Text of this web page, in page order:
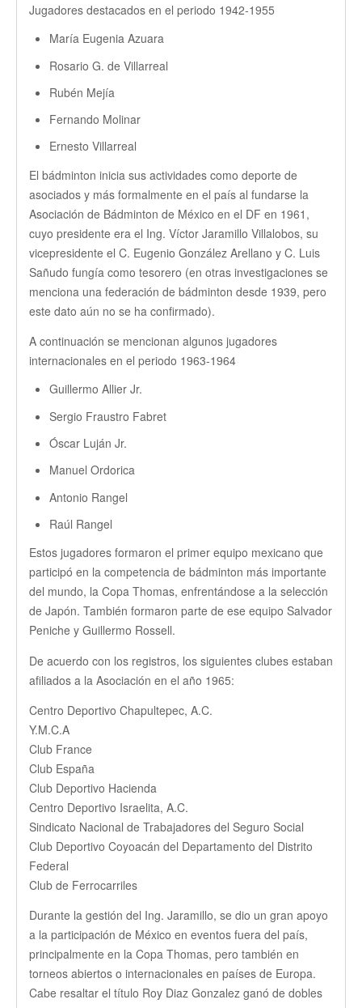
Contacto
Donde jugar
Tienda Online
Canchas
Jugadores destacados en el periodo 1942-1955
María Eugenia Azuara
Rosario G. de Villarreal
Rubén Mejía
Fernando Molinar
Ernesto Villarreal
El bádminton inicia sus actividades como deporte de
asociados y más formalmente en el país al fundarse la
Asociación de Bádminton de México en el DF en 1961,
cuyo presidente era el Ing. Víctor Jaramillo Villalobos, su
vicepresidente el C. Eugenio González Arellano y C. Luis
Sañudo fungía como tesorero (en otras investigaciones se
menciona una federación de bádminton desde 1939, pero
este dato aún no se ha confirmado).
A continuación se mencionan algunos jugadores
internacionales en el periodo 1963-1964
Guillermo Allier Jr.
Sergio Fraustro Fabret
Óscar Luján Jr.
Manuel Ordorica
Antonio Rangel
Raúl Rangel
Estos jugadores formaron el primer equipo mexicano que
participó en la competencia de bádminton más importante
del mundo, la Copa Thomas, enfrentándose a la selección
de Japón. También formaron parte de ese equipo Salvador
Peniche y Guillermo Rossell.
De acuerdo con los registros, los siguientes clubes estaban
afiliados a la Asociación en el año 1965:
Centro Deportivo Chapultepec, A.C.
Y.M.C.A
Club France
Club España
Club Deportivo Hacienda
Centro Deportivo Israelita, A.C.
Sindicato Nacional de Trabajadores del Seguro Social
Club Deportivo Coyoacán del Departamento del Distrito
Federal
Club de Ferrocarriles
Durante la gestión del Ing. Jaramillo, se dio un gran apoyo
a la participación de México en eventos fuera del país,
principalmente en la Copa Thomas, pero también en
torneos abiertos o internacionales en países de Europa.
Cabe resaltar el título Roy Diaz Gonzalez ganó de dobles